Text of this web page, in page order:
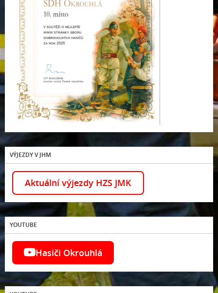
VÝJEZDY V JHM
Aktuální výjezdy HZS JMK
YOUTUBE
Hasiči Okrouhlá